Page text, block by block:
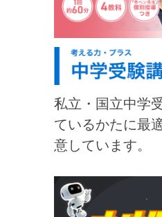
私立・国立中学
ているかたに最
意しています。